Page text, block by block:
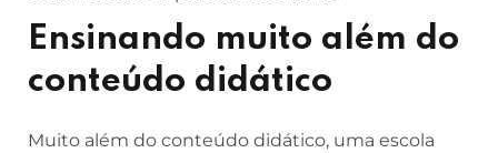
Ensinando muito além do
conteúdo didático
Muito além do conteúdo didático, uma escola